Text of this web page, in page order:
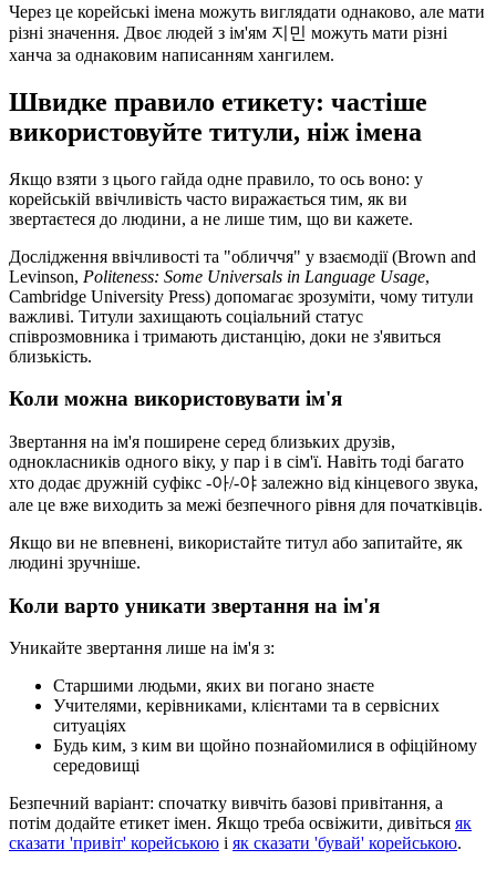
Через це корейські імена можуть виглядати однаково, але мати
різні значення. Двоє людей з ім'ям 지민 можуть мати різні
ханча за однаковим написанням хангилем.
Швидке правило етикету: частіше
використовуйте титули, ніж імена
Якщо взяти з цього гайда одне правило, то ось воно: у
корейській ввічливість часто виражається тим, як ви
звертаєтеся до людини, а не лише тим, що ви кажете.
Дослідження ввічливості та "обличчя" у взаємодії (Brown and
Levinson, Politeness: Some Universals in Language Usage,
Cambridge University Press) допомагає зрозуміти, чому титули
важливі. Титули захищають соціальний статус
співрозмовника і тримають дистанцію, доки не з'явиться
близькість.
Коли можна використовувати ім'я
Звертання на ім'я поширене серед близьких друзів,
однокласників одного віку, у пар і в сім'ї. Навіть тоді багато
хто додає дружній суфікс -아/-야 залежно від кінцевого звука,
але це вже виходить за межі безпечного рівня для початківців.
Якщо ви не впевнені, використайте титул або запитайте, як
людині зручніше.
Коли варто уникати звертання на ім'я
Уникайте звертання лише на ім'я з:
Старшими людьми, яких ви погано знаєте
Учителями, керівниками, клієнтами та в сервісних
ситуаціях
Будь ким, з ким ви щойно познайомилися в офіційному
середовищі
Безпечний варіант: спочатку вивчіть базові привітання, а
потім додайте етикет імен. Якщо треба освіжити, дивіться як
сказати 'привіт' корейською і як сказати 'бувай' корейською.